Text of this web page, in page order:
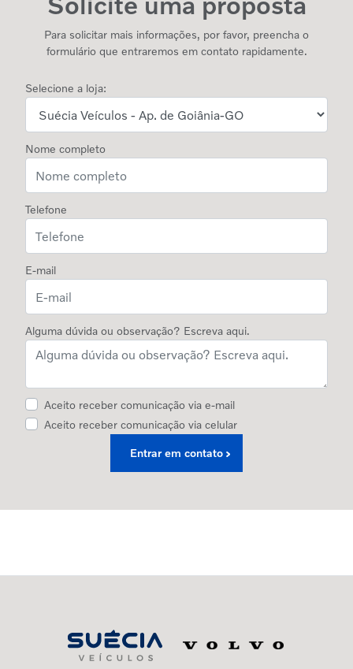
Para solicitar mais informações, por favor, preencha o
formulário que entraremos em contato rapidamente.
Selecione a loja:
Nome completo
Telefone
E-mail
Alguma dúvida ou observação? Escreva aqui.
Aceito receber comunicação via e-mail
Aceito receber comunicação via celular
Entrar em contato